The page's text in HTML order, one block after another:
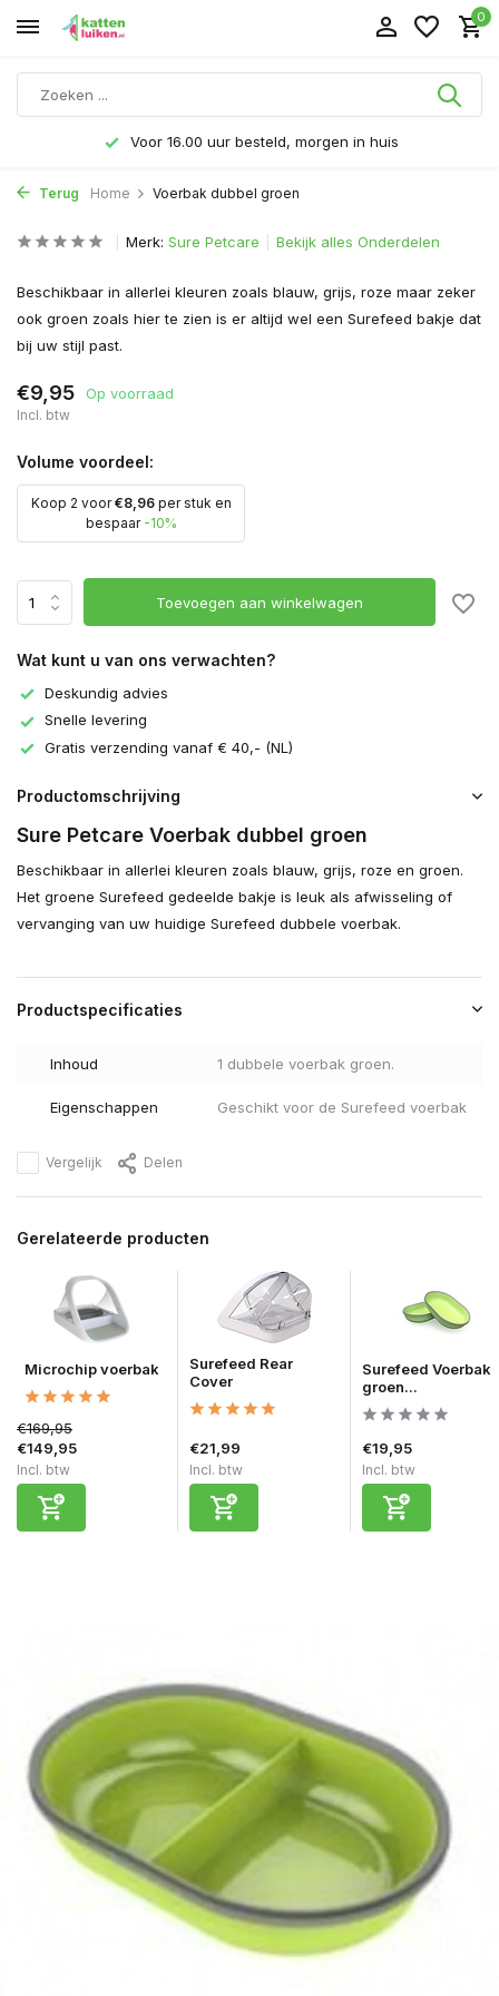
0
Voor 16.00 uur besteld, morgen in huis
Terug Home Voerbak dubbel groen
Merk: Sure Petcare Bekijk alles Onderdelen
Beschikbaar in allerlei kleuren zoals blauw, grijs, roze maar zeker
ook groen zoals hier te zien is er altijd wel een Surefeed bakje dat
bij uw stijl past.
€9,95 Op voorraad
Incl. btw
Volume voordeel:
Koop 2 voor€8,96per stuk en
bespaar -10%
Toevoegen aan winkelwagen
Wat kunt u van ons verwachten?
Deskundig advies
Snelle levering
Gratis verzending vanaf € 40,- (NL)
Productomschrijving
Sure Petcare Voerbak dubbel groen
Beschikbaar in allerlei kleuren zoals blauw, grijs, roze en groen.
Het groene Surefeed gedeelde bakje is leuk als afwisseling of
vervanging van uw huidige Surefeed dubbele voerbak.
Productspecificaties
Inhoud 1 dubbele voerbak groen.
Eigenschappen Geschikt voor de Surefeed voerbak
Vergelijk Delen
Gerelateerde producten
Microchip voerbak
€169,95
€149,95
Incl. btw
Surefeed Rear
Cover
€21,99
Incl. btw
Surefeed Voerbak
groen...
€19,95
Incl. btw